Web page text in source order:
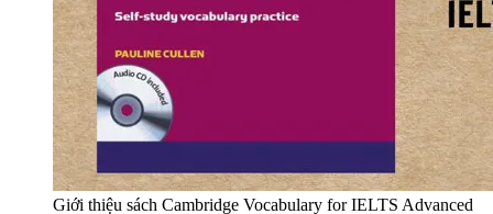
Giới thiệu sách Cambridge Vocabulary for IELTS Advanced